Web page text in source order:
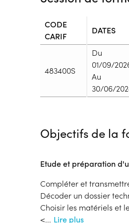
CODE
CARIF
DATES
483400S
Du
01/09/
Au
30/06/
Durée en centre :h
Rythme :
Temps plein
Type de parcours :
Dispositif
Objectifs de la
Etude et préparation
Compléter et
Décoder un dossier
Choisir les matériels et
<... Lire plus